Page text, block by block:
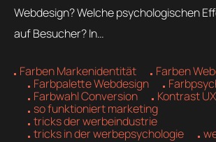
Webdesign? Welche psychologischen
auf Besucher? In…
Farben Markenidentität
Farben
Farbpalette Webdesign
Farbwahl Conversion
Kontrast UX
so funktioniert marketing
tricks der werbeindustrie
tricks in der werbepsychologie